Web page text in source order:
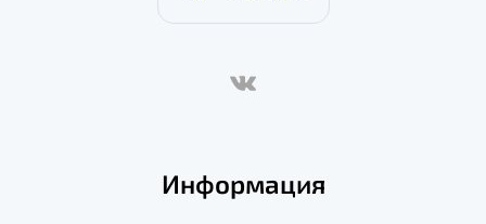
Информация